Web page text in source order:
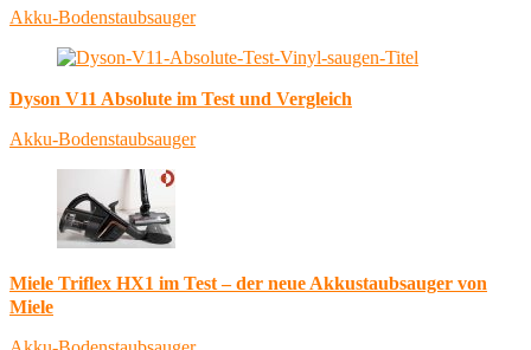
Akku-Bodenstaubsauger
Dyson V11 Absolute im Test und Vergleich
Akku-Bodenstaubsauger
Miele Triflex HX1 im Test – der neue Akkustaubsauger von
Miele